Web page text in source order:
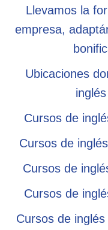
Llevamos la
empresa,
Ubicaciones
Cursos de
Cursos de
Cursos de
Cursos de
Cursos de